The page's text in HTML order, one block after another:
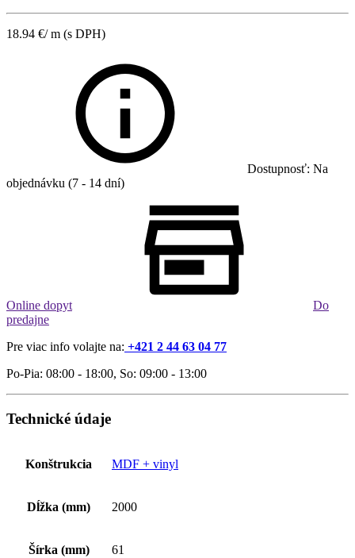
18.94 €/ m (s DPH)
Dostupnosť: Na
objednávku (7 - 14 dní)
Online dopyt
Do
predajne
Pre viac info volajte na: +421 2 44 63 04 77
Po-Pia: 08:00 - 18:00, So: 09:00 - 13:00
Technické údaje
Konštrukcia MDF + vinyl
Dĺžka (mm) 2000
Šírka (mm) 61